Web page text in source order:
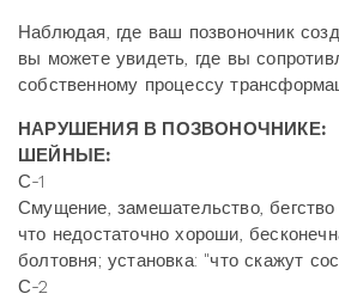
Наблюдая, где ваш позвоночник
вы можете увидеть, где вы
собственному процессу
НАРУШЕНИЯ В ПОЗВОНОЧНИКЕ:
ШЕЙНЫЕ:
С-1
Смущение, замешательство, бегство
что недостаточно хороши,
болтовня; установка: "что скажут
С-2